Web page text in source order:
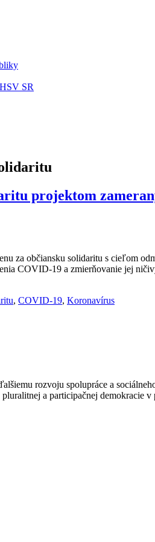
SR
projektom
za občiansku solidaritu s cieľom
COVID-19 a zmierňovanie jej
, COVID-19, Koronavírus
rozvoju spolupráce a
a participačnej demokracie